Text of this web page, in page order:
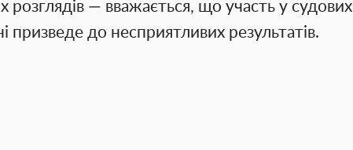
— вважається, що участь у судових
призведе до несприятливих результатів.